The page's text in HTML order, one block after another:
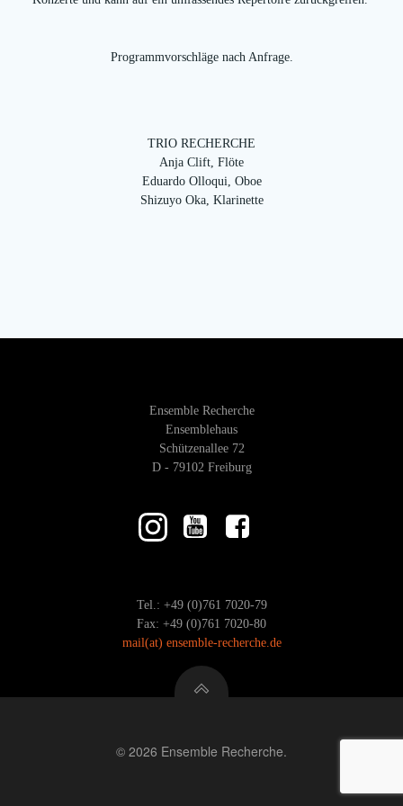
Programmvorschläge nach Anfrage.
TRIO RECHERCHE
Anja Clift, Flöte
Eduardo Olloqui, Oboe
Shizuyo Oka, Klarinette
Ensemble Recherche
Ensemblehaus
Schützenallee 72
D - 79102 Freiburg
Tel.: +49 (0)761 7020-79
Fax: +49 (0)761 7020-80
mail(at) ensemble-recherche.de
© 2026 Ensemble Recherche.